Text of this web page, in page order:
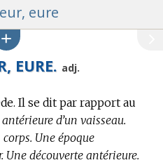
eure
EURE. adj.
Il se dit par rapport au
d’un vaisseau.
Une époque
découverte antérieure.